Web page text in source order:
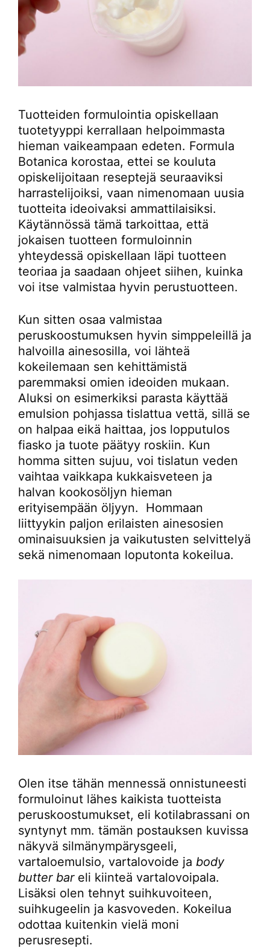
Tuotteiden formulointia opiskellaan
tuotetyyppi kerrallaan helpoimmasta
hieman vaikeampaan edeten. Formula
Botanica korostaa, ettei se kouluta
opiskelijoitaan reseptejä seuraaviksi
harrastelijoiksi, vaan nimenomaan uusia
tuotteita ideoivaksi ammattilaisiksi.
Käytännössä tämä tarkoittaa, että
jokaisen tuotteen formuloinnin
yhteydessä opiskellaan läpi tuotteen
teoriaa ja saadaan ohjeet siihen, kuinka
voi itse valmistaa hyvin perustuotteen.
Kun sitten osaa valmistaa
peruskoostumuksen hyvin simppeleillä ja
halvoilla ainesosilla, voi lähteä
kokeilemaan sen kehittämistä
paremmaksi omien ideoiden mukaan.
Aluksi on esimerkiksi parasta käyttää
emulsion pohjassa tislattua vettä, sillä se
on halpaa eikä haittaa, jos lopputulos
fiasko ja tuote päätyy roskiin. Kun
homma sitten sujuu, voi tislatun veden
vaihtaa vaikkapa kukkaisveteen ja
halvan kookosöljyn hieman
erityisempään öljyyn. Hommaan
liittyykin paljon erilaisten ainesosien
ominaisuuksien ja vaikutusten selvittelyä
sekä nimenomaan loputonta kokeilua.
Olen itse tähän mennessä onnistuneesti
formuloinut lähes kaikista tuotteista
peruskoostumukset, eli kotilabrassani on
syntynyt mm. tämän postauksen kuvissa
näkyvä silmänympärysgeeli,
vartaloemulsio, vartalovoide ja body
butter bareli kiinteä vartalovoipala.
Lisäksi olen tehnyt suihkuvoiteen,
suihkugeelin ja kasvoveden. Kokeilua
odottaa kuitenkin vielä moni
perusresepti.